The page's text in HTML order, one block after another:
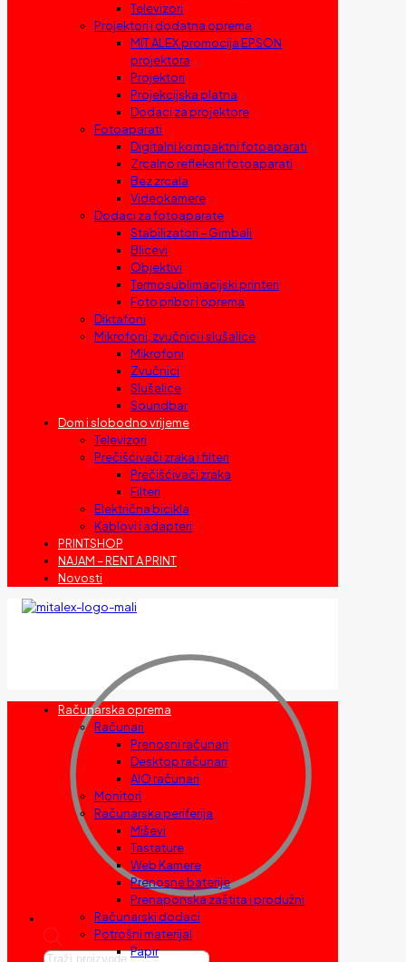
Televizori
Projektori i dodatna oprema
MIT ALEX promocija EPSON
projektora
Projektori
Projekcijska platna
Dodaci za projektore
Fotoaparati
Digitalni kompaktni fotoaparati
Zrcalno refleksni fotoaparati
Bez zrcala
Videokamere
Dodaci za fotoaparate
Stabilizatori – Gimbali
Blicevi
Objektivi
Termosublimacijski printeri
Foto pribor i oprema
Diktafoni
Mikrofoni, zvučnici i slušalice
Mikrofoni
Zvučnici
Slušalice
Soundbar
Dom i slobodno vrijeme
Televizori
Prečišćivači zraka i filteri
Prečišćivači zraka
Filteri
Električna bicikla
Kablovi i adapteri
PRINTSHOP
NAJAM – RENT A PRINT
Novosti
Products
Računarska oprema
Računari
Prenosni računari
Desktop računari
AIO računari
Monitori
Računarska periferija
Miševi
Tastature
Web Kamere
Prenosne baterije
Prenaponska zaštita i produžni
Računarski dodaci
Potrošni materijal
Papir